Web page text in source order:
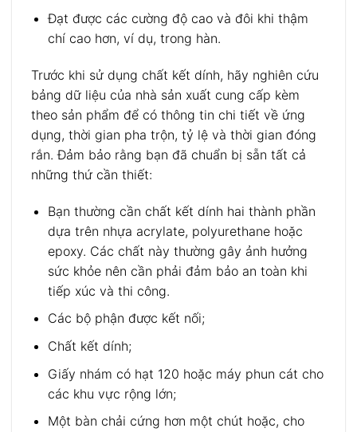
Đạt được các cường độ cao và đôi khi thậm
chí cao hơn, ví dụ, trong hàn.
Trước khi sử dụng chất kết dính, hãy nghiên cứu
bảng dữ liệu của nhà sản xuất cung cấp kèm
theo sản phẩm để có thông tin chi tiết về ứng
dụng, thời gian pha trộn, tỷ lệ và thời gian đóng
rắn. Đảm bảo rằng bạn đã chuẩn bị sẵn tất cả
những thứ cần thiết:
Bạn thường cần chất kết dính hai thành phần
dựa trên nhựa acrylate, polyurethane hoặc
epoxy. Các chất này thường gây ảnh hưởng
sức khỏe nên cần phải đảm bảo an toàn khi
tiếp xúc và thi công.
Các bộ phận được kết nối;
Chất kết dính;
Giấy nhám có hạt 120 hoặc máy phun cát cho
các khu vực rộng lớn;
Một bàn chải cứng hơn một chút hoặc, cho